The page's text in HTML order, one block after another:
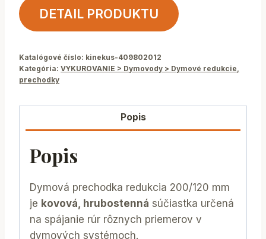
DETAIL PRODUKTU
Katalógové číslo: kinekus-409802012
Kategória: VYKUROVANIE > Dymovody > Dymové redukcie,
prechodky
Popis
Popis
Dymová prechodka redukcia 200/120 mm
je kovová, hrubostenná súčiastka určená
na spájanie rúr rôznych priemerov v
dymových systémoch.